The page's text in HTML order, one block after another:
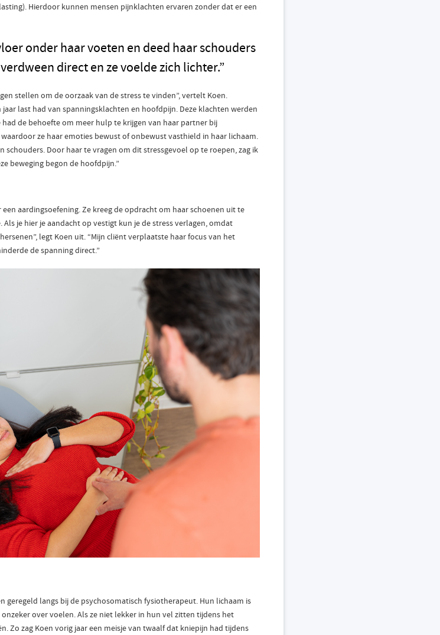
Hierdoor kunnen mensen pijnklachten ervaren zonder dat er een
onder haar voeten en deed haar schouders
direct en ze voelde zich lichter.”
stellen om de oorzaak van de stress te vinden”, vertelt Koen.
last had van spanningsklachten en hoofdpijn. Deze klachten werden
de behoefte om meer hulp te krijgen van haar partner bij
ze haar emoties bewust of onbewust vasthield in haar lichaam.
Door haar te vragen om dit stressgevoel op te roepen, zag ik
beweging begon de hoofdpijn.”
aardingsoefening. Ze kreeg de opdracht om haar schoenen uit te
je hier je aandacht op vestigt kun je de stress verlagen, omdat
legt Koen uit. “Mijn cliënt verplaatste haar focus van het
de spanning direct.”
geregeld langs bij de psychosomatisch fysiotherapeut. Hun lichaam is
over voelen. Als ze niet lekker in hun vel zitten tijdens het
Zo zag Koen vorig jaar een meisje van twaalf dat kniepijn had tijdens